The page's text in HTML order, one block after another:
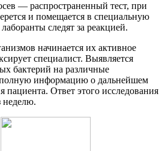
— распространенный тест, при
и помещается в специальную
следят за реакцией.
начинается их активное
специалист. Выявляется
бактерий на различные
полную информацию о дальнейшем
пациента. Ответ этого исследования
неделю.